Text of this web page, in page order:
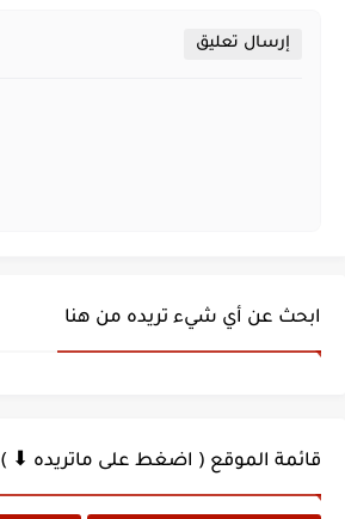
إرسال تعليق
ابحث عن أي شيء تريده من هنا
قائمة الموقع ( اضغط على ماتريده ⬇ )